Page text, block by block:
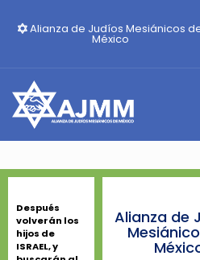
Alianza de Judíos Mesiánicos
México
Después
volverán los
hijos de
ISRAEL, y
Alianza de